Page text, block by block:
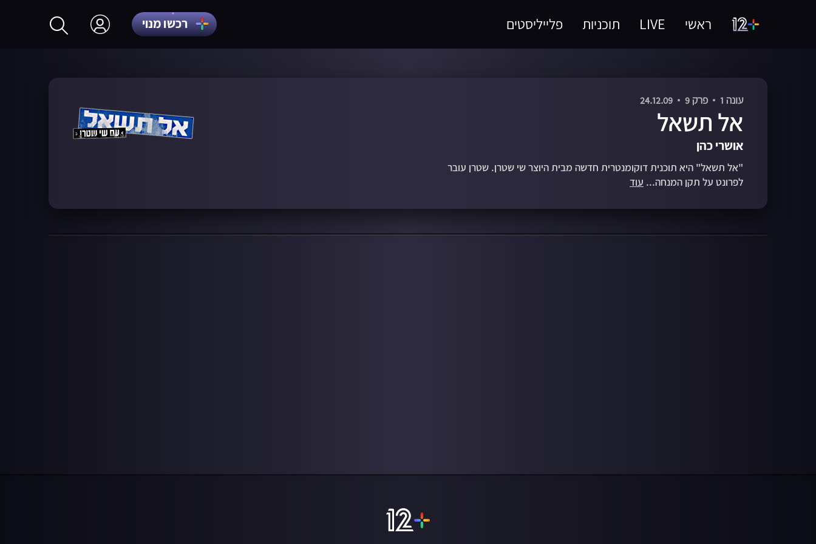
ראשי LIVE תוכניות פלייליסטים רכשו מנוי
עונה 1 פרק 9 24.12.09
אל תשאל
אושרי כהן
"אל תשאל" היא תוכנית דוקומנטרית חדשה מבית היוצר שי שטרן. שטרן עובר
לפרונט על תקן המנחה... עוד